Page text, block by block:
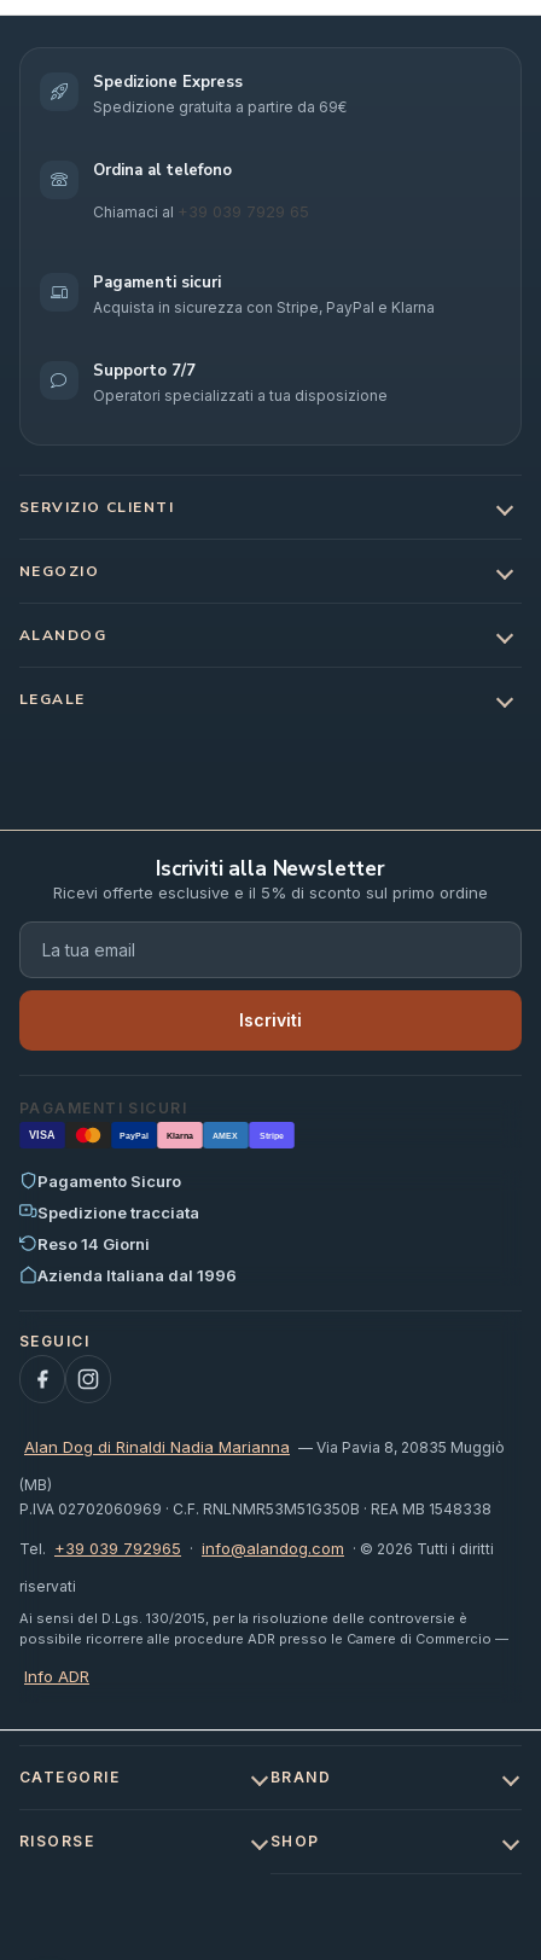
Spedizione Express
Spedizione gratuita a partire da 69€
Ordina al telefono
Chiamaci al +39 039 7929 65
Pagamenti sicuri
Acquista in sicurezza con Stripe, PayPal e Klarna
Supporto 7/7
Operatori specializzati a tua disposizione
SERVIZIO CLIENTI
NEGOZIO
ALANDOG
LEGALE
Iscriviti alla Newsletter
Ricevi offerte esclusive e il 5% di sconto sul primo ordine
Iscriviti
PAGAMENTI SICURI
VISA PayPal Klarna AMEX Stripe
Pagamento Sicuro
Spedizione tracciata
Reso 14 Giorni
Azienda Italiana dal 1996
Alan Dog di Rinaldi Nadia Marianna — Via Pavia 8, 20835 Muggiò
(MB)
P.IVA 02702060969 · C.F. RNLNMR53M51G350B · REA MB 1548338
Tel. +39 039 792965 · info@alandog.com · © 2026 Tutti i diritti
riservati
Ai sensi del D.Lgs. 130/2015, per la risoluzione delle controversie è
possibile ricorrere alle procedure ADR presso le Camere di Commercio —
Info ADR
CATEGORIE BRAND
RISORSE SHOP